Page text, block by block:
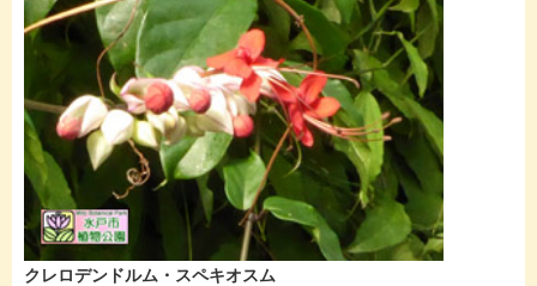
クレロデンドルム・スペキオスム